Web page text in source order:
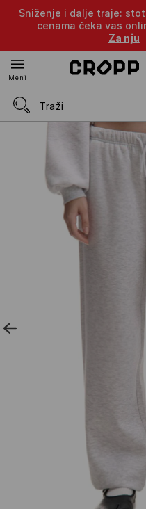
Sniženje i dalje traje:
cenama čeka vas
Za nju
Meni